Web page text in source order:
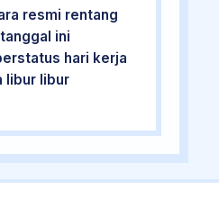
resmi rentang
ini
hari kerja
libur libur